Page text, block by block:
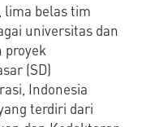
lima belas tim
universitas dan
proyek
(SD)
Indonesia
terdiri dari